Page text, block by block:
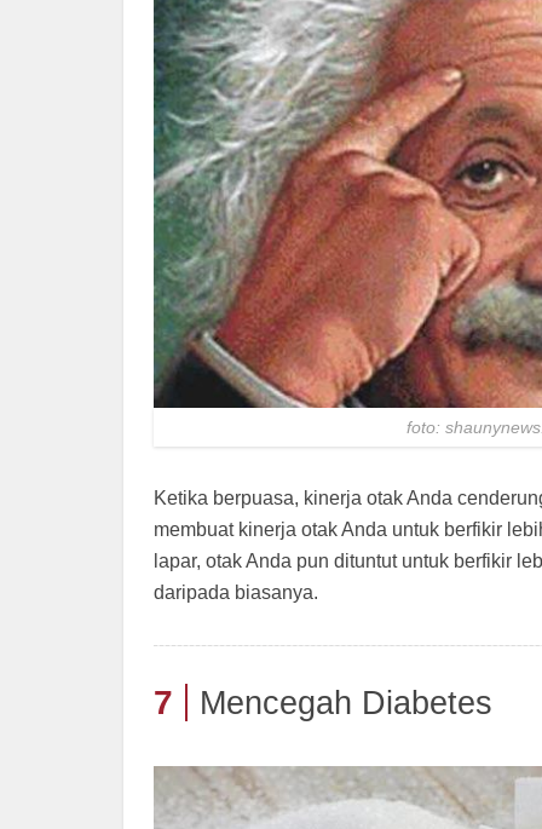
foto:
Ketika berpuasa, kinerja otak Anda
membuat kinerja otak Anda untuk berfikir
lapar, otak Anda pun dituntut untuk berfikir
daripada biasanya.
7 Mencegah Diabetes